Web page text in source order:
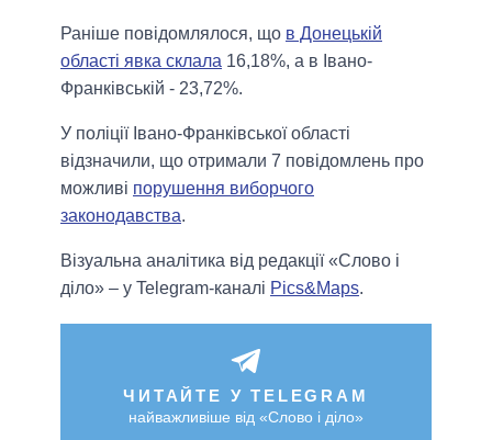
Раніше повідомлялося, що в Донецькій
області явка склала 16,18%, а в Івано-
Франківській - 23,72%.
У поліції Івано-Франківської області
відзначили, що отримали 7 повідомлень про
можливі порушення виборчого
законодавства.
Візуальна аналітика від редакції «Слово і
діло» – у Telegram-каналі Pics&Maps.
ЧИТАЙТЕ У TELEGRAM
найважливіше від «Слово і діло»